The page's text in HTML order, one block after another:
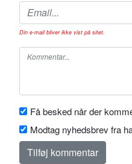
Din e-mail bliver ikke vist på sitet.
Få besked når der
Modtag nyhedsbrev fra